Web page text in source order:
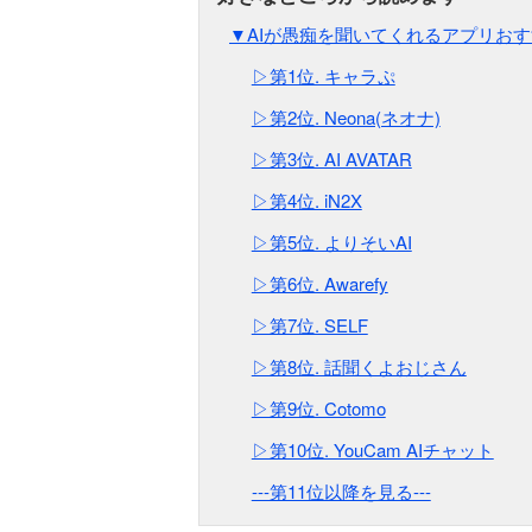
▼AIが愚痴を聞いてくれるアプリお
▷第1位. キャラぷ
▷第2位. Neona(ネオナ)
▷第3位. AI AVATAR
▷第4位. iN2X
▷第5位. よりそいAI
▷第6位. Awarefy
▷第7位. SELF
▷第8位. 話聞くよおじさん
▷第9位. Cotomo
▷第10位. YouCam AIチャット
---第11位以降を見る---